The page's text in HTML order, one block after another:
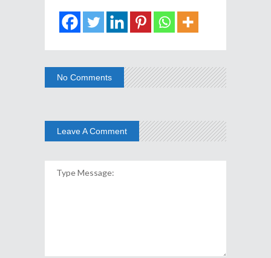
No Comments
Leave A Comment